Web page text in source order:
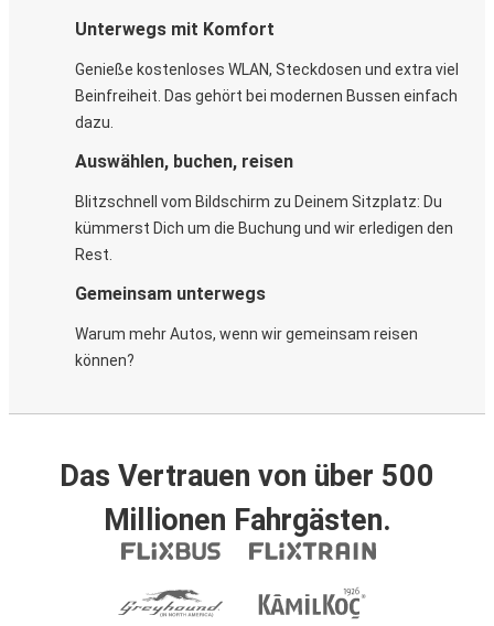
Unterwegs mit Komfort
Genieße kostenloses WLAN, Steckdosen und extra viel
Beinfreiheit. Das gehört bei modernen Bussen einfach
dazu.
Auswählen, buchen, reisen
Blitzschnell vom Bildschirm zu Deinem Sitzplatz: Du
kümmerst Dich um die Buchung und wir erledigen den
Rest.
Gemeinsam unterwegs
Warum mehr Autos, wenn wir gemeinsam reisen
können?
Das Vertrauen von über 500
Millionen Fahrgästen.